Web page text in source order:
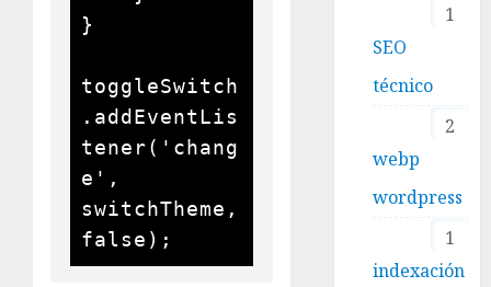
}
toggleSwitch
.addEventLis
tener('chang
e',
switchTheme,
false);
1
SEO
técnico
2
webp
wordpress
1
indexación